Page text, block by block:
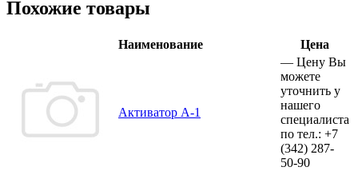
Похожие товары
Наименование Цена
Активатор А-1
— Цену Вы
можете
уточнить у
нашего
специалиста
по тел.: +7
(342) 287-
50-90